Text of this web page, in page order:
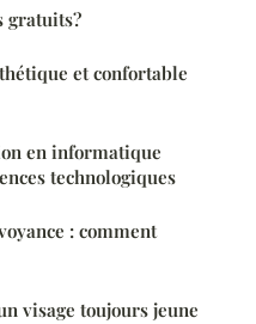
gratuits?
et confortable
en informatique
technologiques
: comment
visage toujours jeune